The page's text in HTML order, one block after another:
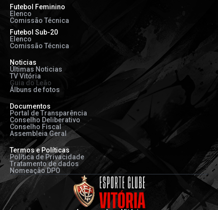
Futebol Feminino
Elenco
Comissão Técnica
Futebol Sub-20
Elenco
Comissão Técnica
Noticias
Últimas Noticias
TV Vitória
Guia do Leão
Álbuns de fotos
Documentos
Portal de Transparência
Conselho Deliberativo
Conselho Fiscal
Assembleia Geral
Termos e Políticas
Política de Privacidade
Tratamento de dados
Nomeação DPO